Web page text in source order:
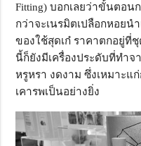
Fitting) บอกเลยว่าขั้นตอ
กว่าจะเนรมิตเปลือกหอยน
ของใช้สุดเก๋ ราคาตกอยู่ที่
นี้ก็ยังมีเครื่องประดับที่ทำ
หรูหรา งดงาม ซึ่งเหมาะ
เคารพเป็นอย่างยิ่ง